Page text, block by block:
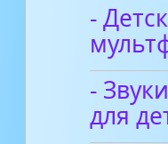
-
-
для